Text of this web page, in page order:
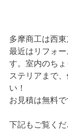
多摩商工は西東
最近はリフォ
す。室内のち
ステリアまで
い！
お見積は無料で
下記もご覧くだ